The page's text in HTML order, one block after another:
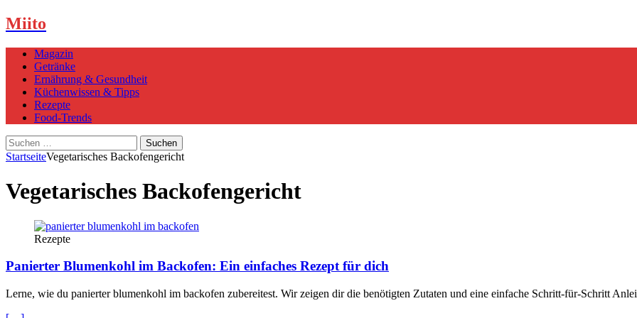
Miito
Magazin
Getränke
Ernährung & Gesundheit
Küchenwissen & Tipps
Rezepte
Food-Trends
Suchen
nach:
StartseiteVegetarisches Backofengericht
Vegetarisches Backofengericht
Rezepte
Panierter Blumenkohl im Backofen: Ein einfaches Rezept für dich
Lerne, wie du panierter blumenkohl im backofen zubereitest. Wir zeigen dir die benötigten Zutaten und eine einfache Schritt-für-Schritt